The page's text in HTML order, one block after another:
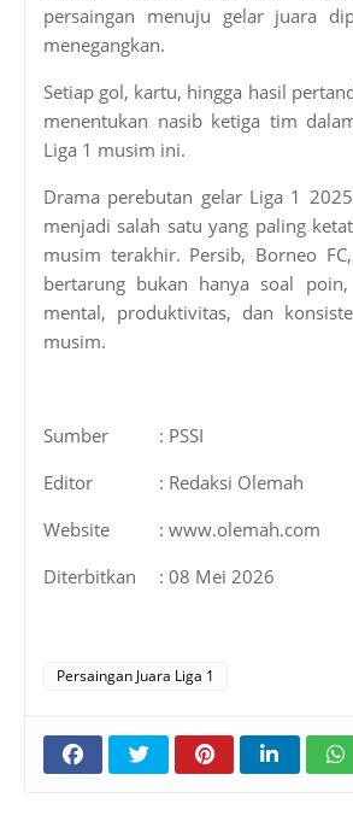
persaingan menuju gelar juara
menegangkan.
Setiap gol, kartu, hingga hasil
menentukan nasib ketiga tim
Liga 1 musim ini.
Drama perebutan gelar Liga 1
menjadi salah satu yang paling
musim terakhir. Persib, Borneo
bertarung bukan hanya soal
mental, produktivitas, dan
musim.
Sumber
: PSSI
Editor
: Redaksi Olemah
Website
: www.olemah.com
Diterbitkan
: 08 Mei 2026
Persaingan Juara Liga 1